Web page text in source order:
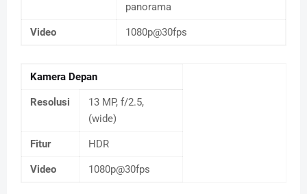
panorama
Video 1080p@30fps
Kamera Depan
Resolusi
13 MP, f/2.5,
(wide)
Fitur HDR
Video 1080p@30fps